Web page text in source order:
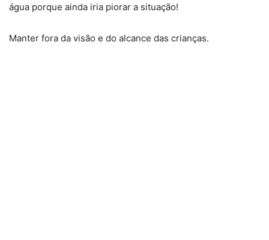
água porque ainda iria piorar a situação!
Manter fora da visão e do alcance das crianças.